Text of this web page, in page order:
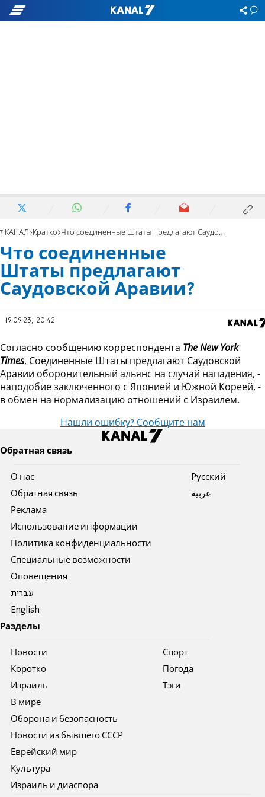
7 КАНАЛ Кратко Что соединенные Штаты предлагают Саудовской Аравии?
Что соединенные
Штаты предлагают
Саудовской Аравии?
19.09.23, 20:42
Согласно сообщению корреспондента The New York
Times, Соединенные Штаты предлагают Саудовской
Аравии оборонительный альянс на случай нападения, -
наподобие заключенного с Японией и Южной Кореей, -
в обмен на нормализацию отношений с Израилем.
Нашли ошибку? Сообщите нам
Обратная связь
О нас
Обратная связь
Реклама
Использование информации
Политика конфиденциальности
Специальные возможности
Оповещения
עברית
English
Pусский
عربية
Разделы
Новости
Коротко
Израиль
В мире
Оборона и безопасность
Новости из бывшего СССР
Еврейский мир
Культура
Израиль и диаспора
Спорт
Погода
Тэги